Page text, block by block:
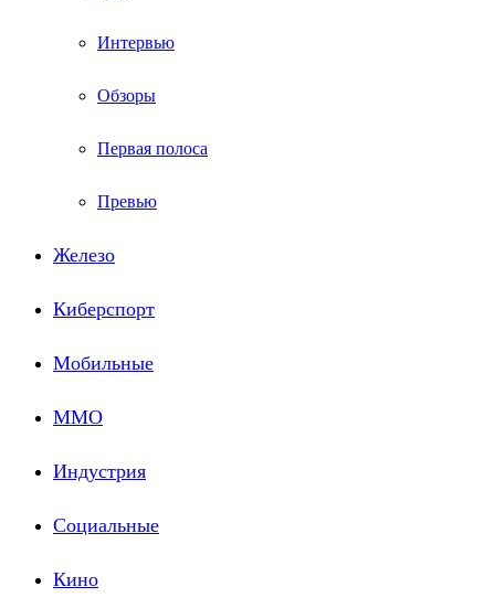
Интервью
Обзоры
Первая полоса
Превью
Железо
Киберспорт
Мобильные
ММО
Индустрия
Социальные
Кино